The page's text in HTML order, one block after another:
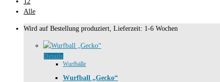
Alle
Wird auf Bestellung produziert, Lieferzeit: 1-6 Wochen
Details
Wurfbälle
Wurfball „Gecko“